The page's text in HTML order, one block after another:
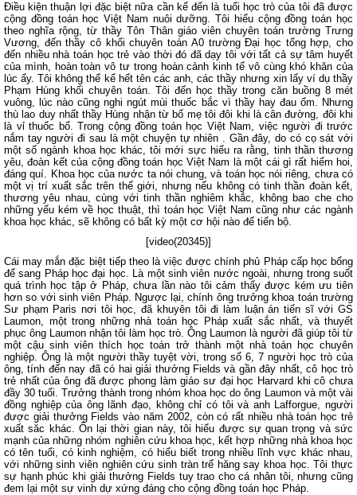
Điều kiện thuận lợi đặc biệt nữa cần kể đến là tuổi học trò của tôi đã được
cộng đồng toán học Việt Nam nuôi dưỡng. Tôi hiểu cộng đồng toán học
theo nghĩa rộng, từ thầy Tôn Thân giáo viên chuyên toán trường Trưng
Vương, đến thầy cô khối chuyên toán A0 trường Đại học tổng hợp, cho
đến nhiều nhà toán học trẻ vào thời đó đã dạy tôi với tất cả sự tâm huyết
của mình, hoàn toàn vô tư trong hoàn cảnh kinh tế vô cùng khó khăn của
lúc ấy. Tôi không thể kể hết tên các anh, các thầy nhưng xin lấy ví dụ thầy
Phạm Hùng khối chuyên toán. Tôi đến học thầy trong căn buồng 8 mét
vuông, lúc nào cũng nghi ngút mùi thuốc bắc vì thầy hay đau ốm. Nhưng
thù lao duy nhất thầy Hùng nhận từ bố mẹ tôi đôi khi là cân đường, đôi khi
là vỉ thuốc bổ. Trong cộng đồng toán học Việt Nam, việc người đi trước
nắm tay người đi sau là một chuyện tự nhiên . Gần đây, do có cọ sát với
một số ngành khoa học khác, tôi mới sực hiểu ra rằng, tinh thần thương
yêu, đoàn kết của cộng đồng toán học Việt Nam là một cái gì rất hiếm hoi,
đáng quí. Khoa học của nước ta nói chung, và toán học nói riêng, chưa có
một vị trí xuất sắc trên thế giới, nhưng nếu không có tinh thần đoàn kết,
thương yêu nhau, cùng với tinh thần nghiêm khắc, không bao che cho
những yếu kém về học thuật, thì toán học Việt Nam cũng như các ngành
khoa học khác, sẽ không có bất kỳ một cơ hội nào để tiến bộ.
[video(20345)]
Cái may mắn đặc biệt tiếp theo là việc được chính phủ Pháp cấp học bổng
để sang Pháp học đại học. Là một sinh viên nước ngoài, nhưng trong suốt
quá trình học tập ở Pháp, chưa lần nào tôi cảm thấy được kém ưu tiên
hơn so với sinh viên Pháp. Ngược lại, chính ông trưởng khoa toán trường
Sư phạm Paris nơi tôi học, đã khuyên tôi đi làm luận án tiến sĩ với GS
Laumon, một trong những nhà toán học Pháp xuất sắc nhất, và thuyết
phục ông Laumon nhận tôi làm học trò. Ông Laumon là người đã giúp tôi từ
một cậu sinh viên thích học toán trở thành một nhà toán học chuyên
nghiệp. Ông là một người thầy tuyệt vời, trong số 6, 7 người học trò của
ông, tính đến nay đã có hai giải thưởng Fields và gần đây nhất, cô học trò
trẻ nhất của ông đã được phong làm giáo sư đại học Harvard khi cô chưa
đầy 30 tuổi. Trưởng thành trong nhóm khoa học do ông Laumon và một vài
đồng nghiệp của ông lãnh đạo, không chỉ có tôi và anh Lafforgue, người
được giải thưởng Fields vào năm 2002, còn có rất nhiều nhà toán học trẻ
xuất săc khác. Ôn lại thời gian này, tôi hiểu được sự quan trọng và sức
mạnh của những nhóm nghiên cứu khoa học, kết hợp những nhà khoa học
có tên tuổi, có kinh nghiệm, có hiểu biết trong nhiều lĩnh vực khác nhau,
với những sinh viên nghiên cứu sinh tràn trể hăng say khoa học. Tôi thực
sự hạnh phúc khi giải thưởng Fields tuy trao cho cá nhân tôi, nhưng cũng
đem lại một sự vinh dự xứng đáng cho cộng đồng toán học Pháp.